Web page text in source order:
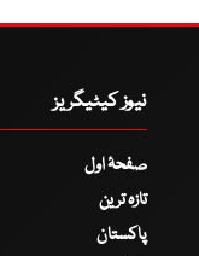
نیوز کیٹیگریز
صفحۂ اول
تازہ ترین
پاکستان